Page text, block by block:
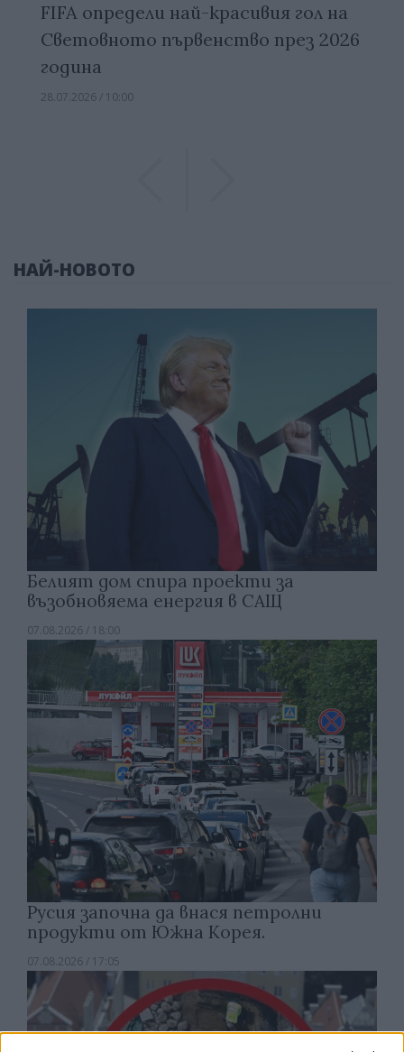
FIFA определи най-красивия гол на
Световното първенство през 2026
година
28.07.2026 / 10:00
НАЙ-НОВОТО
Белият дом спира проекти за
възобновяема енергия в САЩ
07.08.2026 / 18:00
Русия започна да внася петролни
продукти от Южна Корея.
07.08.2026 / 17:05